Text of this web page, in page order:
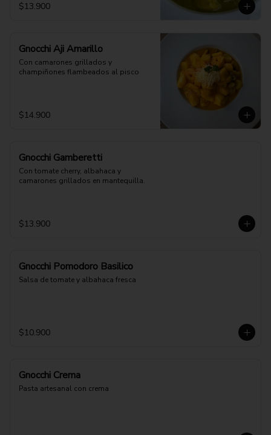
$13.900
Gnocchi Aji Amarillo
Con camarones grillados y
champiñones flambeados al pisco
$14.900
Gnocchi Gamberetti
Con tomate cherry, albahaca y
camarones grillados en mantequilla.
$13.900
Gnocchi Pomodoro Basilico
Salsa de tomate y albahaca fresca
$10.900
Gnocchi Crema
Pasta artesanal con crema